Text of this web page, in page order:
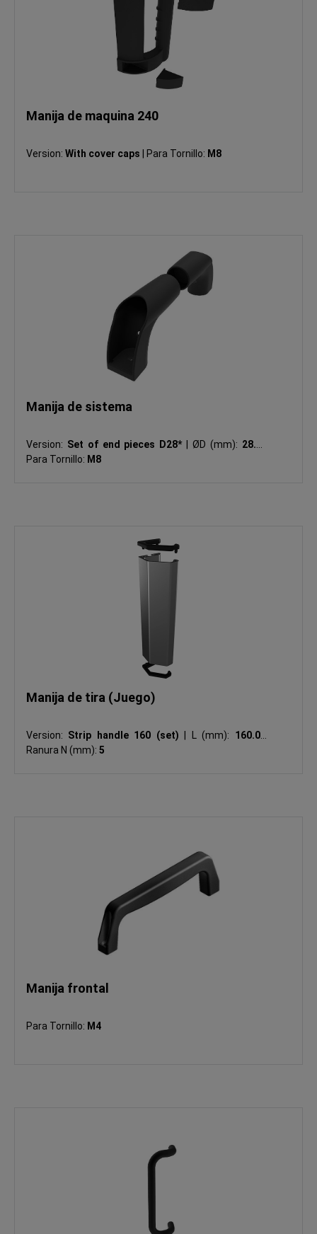
Manija de maquina 240
Version: With cover caps Para Tornillo: M8
Manija de sistema
Version: Set of end pieces D28* ØD (mm): 28.1
Para Tornillo: M8
Manija de tira (Juego)
Version: Strip handle 160 (set) L (mm): 160.0
Ranura N (mm): 5
Manija frontal
Para Tornillo: M4